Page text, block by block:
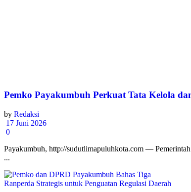
Pemko Payakumbuh Perkuat Tata Kelola
by Redaksi
17 Juni 2026
0
Payakumbuh, http://sudutlimapuluhkota.com —
...